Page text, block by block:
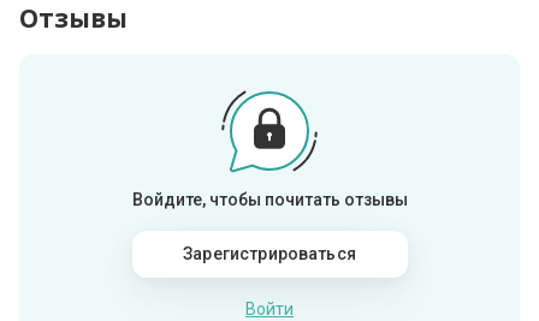
Отзывы
Войдите, чтобы почитать отзывы
Зарегистрироваться
Войти